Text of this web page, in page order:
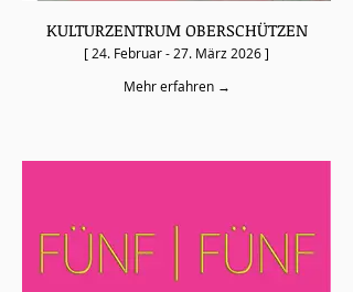
KULTURZENTRUM OBERSCHÜTZEN
[ 24. Februar - 27. März 2026 ]
Mehr erfahren →